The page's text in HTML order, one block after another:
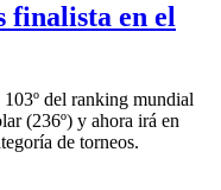
finalista en el
del ranking mundial
(236º) y ahora irá en
de torneos.